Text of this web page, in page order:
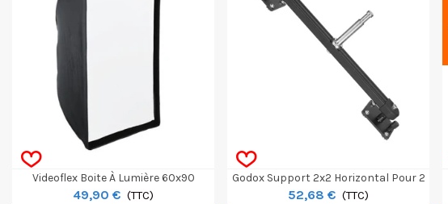
Videoflex Boite À Lumière 60x90
49,90 € (TTC)
Godox Support 2x2 Horizontal Pour 2
Panneaux LED UP150R
52,68 € (TTC)